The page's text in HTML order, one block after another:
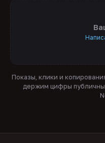
Показы, клики и
держим цифры